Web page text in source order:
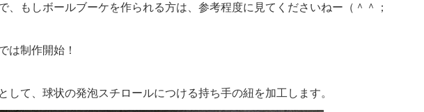
、もしボールブーケを作られる方は、参考程度に見てくださいねー（＾＾；
は制作開始！
して、球状の発泡スチロールにつける持ち手の紐を加工します。